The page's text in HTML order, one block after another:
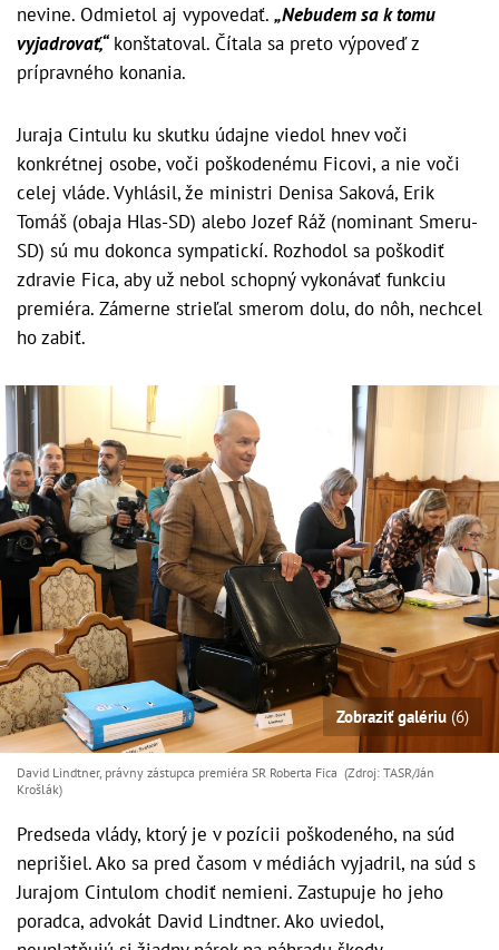
nevine. Odmietol aj vypovedať. „Nebudem sa k tomu
vyjadrovať,“konštatoval. Čítala sa preto výpoveď z
prípravného konania.
Juraja Cintulu ku skutku údajne viedol hnev voči
konkrétnej osobe, voči poškodenému Ficovi, a nie voči
celej vláde. Vyhlásil, že ministri Denisa Saková, Erik
Tomáš (obaja Hlas-SD) alebo Jozef Ráž (nominant Smeru-
SD) sú mu dokonca sympatickí. Rozhodol sa poškodiť
zdravie Fica, aby už nebol schopný vykonávať funkciu
premiéra. Zámerne strieľal smerom dolu, do nôh, nechcel
ho zabiť.
Zobraziť galériu (6)
David Lindtner, právny zástupca premiéra SR Roberta Fica (Zdroj: TASR/Ján
Krošlák)
Predseda vlády, ktorý je v pozícii poškodeného, na súd
neprišiel. Ako sa pred časom v médiách vyjadril, na súd s
Jurajom Cintulom chodiť nemieni. Zastupuje ho jeho
poradca, advokát David Lindtner. Ako uviedol,